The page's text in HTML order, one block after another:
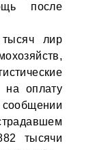
после
лир
на оплату
тысячи